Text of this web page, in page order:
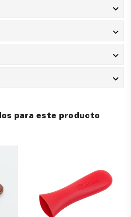
para este producto